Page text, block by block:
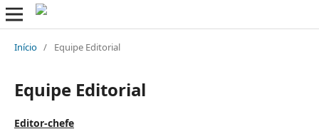
Início / Equipe Editorial
Equipe Editorial
Editor-chefe